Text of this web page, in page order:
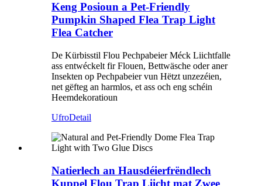
Keng Posioun a Pet-Friendly
Pumpkin Shaped Flea Trap Light
Flea Catcher
De Kürbisstil Flou Pechpabeier Méck Liichtfalle
ass entwéckelt fir Flouen, Bettwäsche oder aner
Insekten op Pechpabeier vun Hëtzt unzezéien,
net gëfteg an harmlos, et ass och eng schéin
Heemdekoratioun
UfroDetail
Natierlech an Hausdéierfrëndlech
Kuppel Flou Trap Liicht mat Zwee